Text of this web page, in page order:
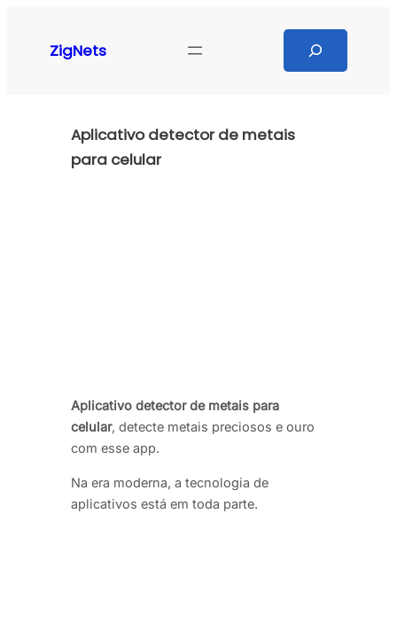
ZigNets
Aplicativo detector de metais
para celular
Aplicativo detector de metais para
celular, detecte metais preciosos e ouro
com esse app.
Na era moderna, a tecnologia de
aplicativos está em toda parte.